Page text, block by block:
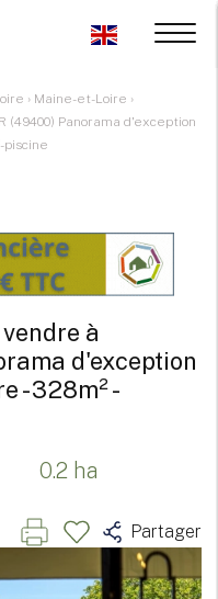
› Maine-et-Loire ›
(49400) Panorama d'exception
piscine
à
d'exception
- 328m² -
0.2 ha
Partager